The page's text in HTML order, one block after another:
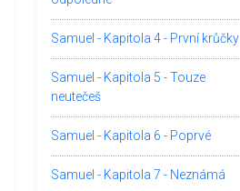
Samuel - Kapitola 4 - První krůčky
Samuel - Kapitola 5 - Touze
neutečeš
Samuel - Kapitola 6 - Poprvé
Samuel - Kapitola 7 - Neznámá